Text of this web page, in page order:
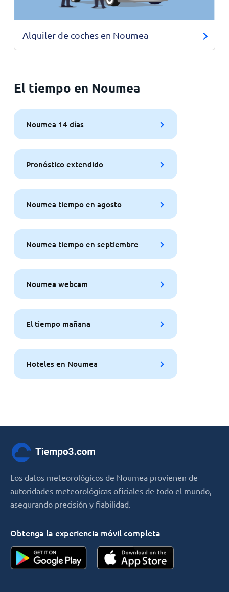
Alquiler de coches en Noumea
El tiempo en Noumea
Noumea 14 días
Pronóstico extendido
Noumea tiempo en agosto
Noumea tiempo en septiembre
Noumea webcam
El tiempo mañana
Hoteles en Noumea
Los datos meteorológicos de Noumea provienen de
autoridades meteorológicas oficiales de todo el mundo,
asegurando precisión y fiabilidad.
Obtenga la experiencia móvil completa